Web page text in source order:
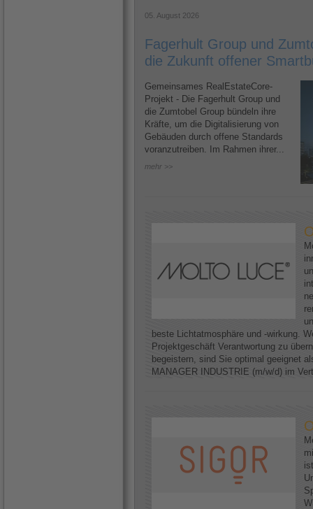
05. August 2026
Fagerhult Group und
die Zukunft offener
Gemeinsames RealEstateCore-
Projekt - Die Fagerhult Group und
die Zumtobel Group bündeln ihre
Kräfte, um die Digitalisierung von
Gebäuden durch offene Standards
voranzutreiben. Im Rahmen ihrer...
mehr >>
beste Lichtatmosphäre und -wirkung.
Projektgeschäft Verantwortung zu
begeistern, sind Sie optimal geeignet
MANAGER INDUSTRIE (m/w/d) im